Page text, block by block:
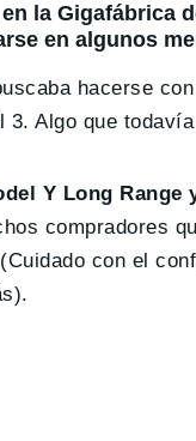
la Gigafábrica
en algunos
hacerse
Algo que
Y Long Range
compradores
con el